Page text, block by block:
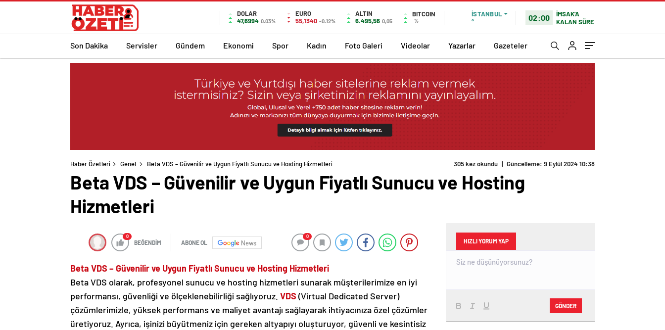
DOLAR
47,6994 0.03%
EURO
55,1340 -0.12%
ALTIN
6.495,56 0,05
BITCOIN
%
İSTANBUL
°
02:00
İMSAK'A
KALAN SÜRE
Son Dakika Servisler Gündem Ekonomi Spor Kadın Foto Galeri Videolar Yazarlar Gazeteler
Haber Özetleri Genel Beta VDS – Güvenilir ve Uygun Fiyatlı Sunucu ve Hosting Hizmetleri 305 kez okundu | Güncelleme: 9 Eylül 2024 10:38
Beta VDS – Güvenilir ve Uygun Fiyatlı Sunucu ve Hosting
Hizmetleri
0
BEĞENDİM ABONE OL News
0
Beta VDS – Güvenilir ve Uygun Fiyatlı Sunucu ve Hosting Hizmetleri
Beta VDS olarak, profesyonel sunucu ve hosting hizmetleri sunarak müşterilerimize en iyi
performansı, güvenliği ve ölçeklenebilirliği sağlıyoruz. VDS (Virtual Dedicated Server)
çözümlerimizle, yüksek performans ve maliyet avantajı sağlayarak ihtiyacınıza özel çözümler
üretiyoruz. Ayrıca, işinizi büyütmeniz için gereken altyapıyı oluşturuyor, güvenli ve kesintisiz
HIZLI YORUM YAP
GÖNDER